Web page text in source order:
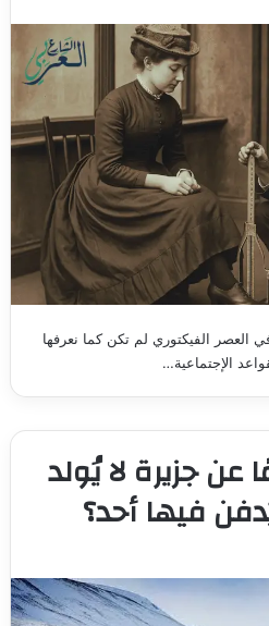
العصر الفيكتوري لم تكن كما نعرفها
الإجتماعية…
جزيرة لا يُولد
فيها أحد؟